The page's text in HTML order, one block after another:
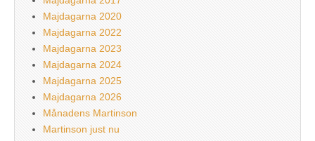
Majdagarna 2020
Majdagarna 2022
Majdagarna 2023
Majdagarna 2024
Majdagarna 2025
Majdagarna 2026
Månadens Martinson
Martinson just nu